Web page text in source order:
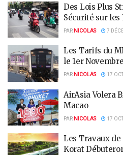
Des Lois Plus
Sécurité sur les
PAR NICOLAS 7
Les Tarifs du
le 1er Novembre
PAR NICOLAS 17
AirAsia Volera
Macao
PAR NICOLAS 17
Les Travaux
Korat